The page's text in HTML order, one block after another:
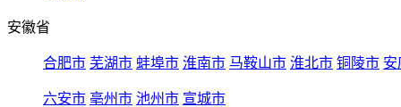
安徽省
合肥市 芜湖市 蚌埠市 淮南市 马鞍山市 淮北市 铜陵市 安
六安市 亳州市 池州市 宣城市